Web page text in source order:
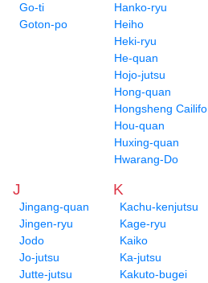
Go-ti
Goton-po
Hanko-ryu
Heiho
Heki-ryu
He-quan
Hojo-jutsu
Hong-quan
Hongsheng Cailifo
Hou-quan
Huxing-quan
Hwarang-Do
J
Jingang-quan
Jingen-ryu
Jodo
Jo-jutsu
Jutte-jutsu
K
Kachu-kenjutsu
Kage-ryu
Kaiko
Ka-jutsu
Kakuto-bugei